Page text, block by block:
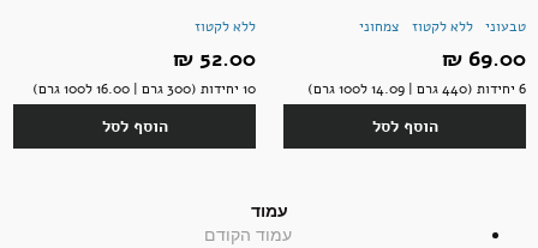
טבעוני
ללא לקטוז צמחוני
69.00 ‏₪
6 יחידות (440 גרם | 14.09 ל100 גרם)
הוסף לסל
ללא לקטוז
52.00 ‏₪
10 יחידות (300 גרם | 16.00 ל100 גרם)
הוסף לסל
עמוד
עמוד הקודם